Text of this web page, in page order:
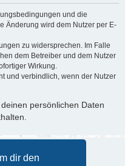
dir den
und die
Änderung wird dem Nutzer per E-
zu widersprechen. Im Falle
dem Betreiber und dem Nutzer
Wirkung.
und verbindlich, wenn der Nutzer
persönlichen Daten